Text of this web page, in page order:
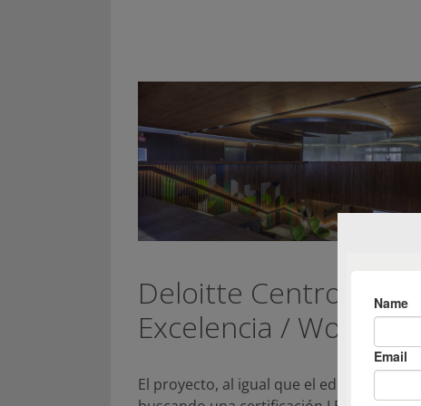
Deloitte Centro de
Excelencia / Work+
El proyecto, al igual que el edificio, está